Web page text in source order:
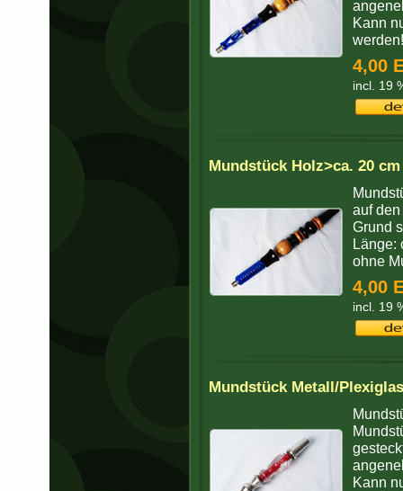
Kann
werden!
4,00
incl. 19
Mundstück Holz>ca. 20 cm
auf
Grund
Länge:
ohne
4,00
incl. 19
Mundstück Metall/
Kann